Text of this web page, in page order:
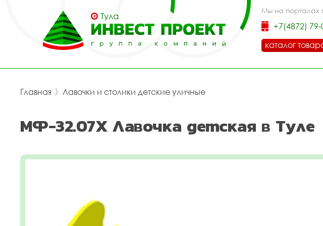
Тула
Мы на порталах
+7(4872) 79-
каталог
Главная 〉 Лавочки и столики детские уличные
МФ-32.07Х Лавочка детская в Туле